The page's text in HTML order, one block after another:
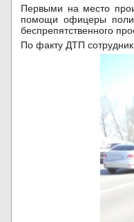
Первыми на место
помощи офицеры
беспрепятственного
По факту ДТП